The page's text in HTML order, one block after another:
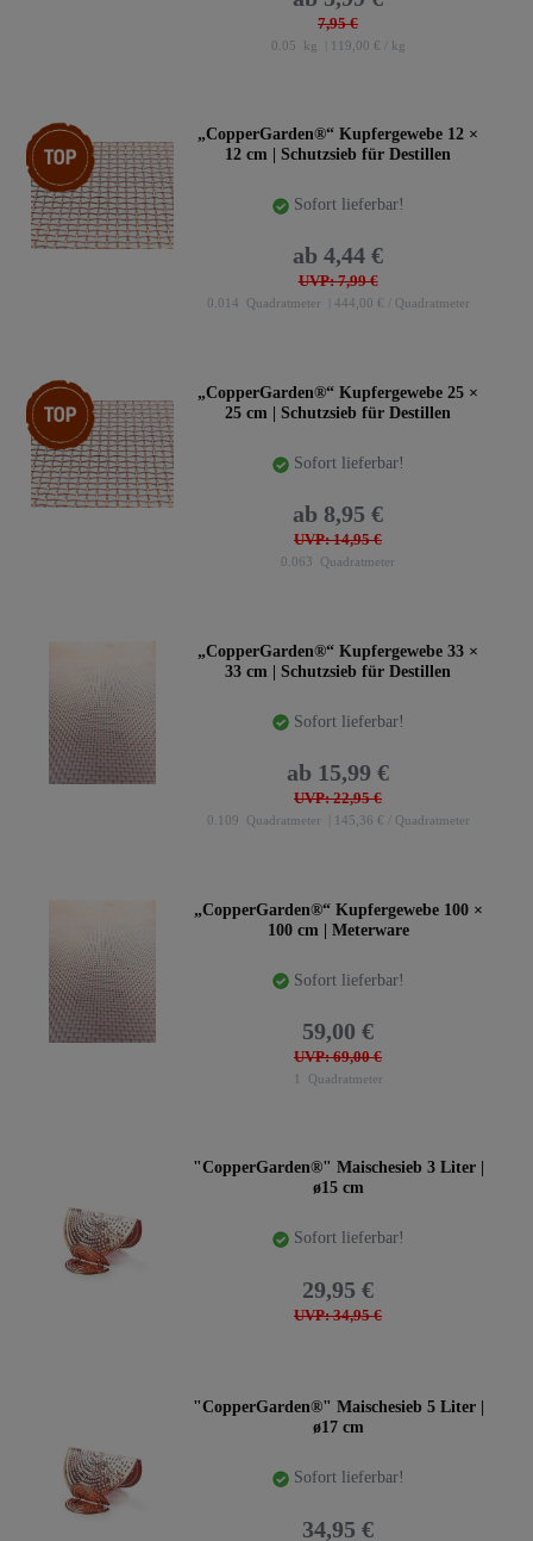
7,95 €
0.05 kg | 119,00 € / kg
Top-Artikel
„CopperGarden®“ Kupfergewebe 12 ×
12 cm | Schutzsieb für Destillen
Sofort lieferbar!
UVP: 7,99 €
ab 4,44 €
0.014 Quadratmeter | 444,00 € / Quadratmeter
Top-Artikel
„CopperGarden®“ Kupfergewebe 25 ×
25 cm | Schutzsieb für Destillen
Sofort lieferbar!
UVP: 14,95 €
ab 8,95 €
0.063 Quadratmeter
„CopperGarden®“ Kupfergewebe 33 ×
33 cm | Schutzsieb für Destillen
Sofort lieferbar!
UVP: 22,95 €
ab 15,99 €
0.109 Quadratmeter | 145,36 € / Quadratmeter
„CopperGarden®“ Kupfergewebe 100 ×
100 cm | Meterware
Sofort lieferbar!
UVP: 69,00 €
59,00 €
1 Quadratmeter
"CopperGarden®" Maischesieb 3 Liter |
ø15 cm
Sofort lieferbar!
UVP: 34,95 €
29,95 €
"CopperGarden®" Maischesieb 5 Liter |
ø17 cm
Sofort lieferbar!
34,95 €